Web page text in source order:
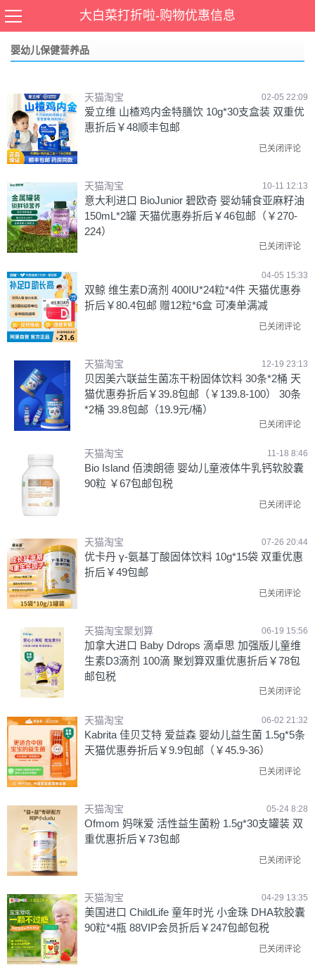
大白菜打折啦-购物优惠信息
当前位置： 保健养生,儿童保健营养品,婴幼儿保健营养品
婴幼儿保健营养品
天猫淘宝 02-05 22:09
爱立维 山楂鸡内金特膳饮 10g*30支盒装 双重优
惠折后￥48顺丰包邮
已关闭评论
天猫淘宝 10-11 12:13
意大利进口 BioJunior 碧欧奇 婴幼辅食亚麻籽油
150mL*2罐 天猫优惠券折后￥46包邮（￥270-
224）
已关闭评论
04-05 15:33
双鲸 维生素D滴剂 400IU*24粒*4件 天猫优惠券
折后￥80.4包邮 赠12粒*6盒 可凑单满减
已关闭评论
天猫淘宝 12-19 23:13
贝因美六联益生菌冻干粉固体饮料 30条*2桶 天
猫优惠券折后￥39.8包邮（￥139.8-100） 30条
*2桶 39.8包邮（19.9元/桶）
已关闭评论
天猫淘宝 11-18 8:46
Bio Island 佰澳朗德 婴幼儿童液体牛乳钙软胶囊
90粒 ￥67包邮包税
已关闭评论
天猫淘宝 07-26 20:44
优卡丹 γ-氨基丁酸固体饮料 10g*15袋 双重优惠
折后￥49包邮
已关闭评论
天猫淘宝聚划算 06-19 15:56
加拿大进口 Baby Ddrops 滴卓思 加强版儿童维
生素D3滴剂 100滴 聚划算双重优惠折后￥78包
邮包税
已关闭评论
天猫淘宝 06-02 21:32
Kabrita 佳贝艾特 爱益森 婴幼儿益生菌 1.5g*5条
天猫优惠券折后￥9.9包邮（￥45.9-36）
已关闭评论
天猫淘宝 05-24 8:28
Ofmom 妈咪爱 活性益生菌粉 1.5g*30支罐装 双
重优惠折后￥73包邮
已关闭评论
天猫淘宝 04-29 13:35
美国进口 ChildLife 童年时光 小金珠 DHA软胶囊
90粒*4瓶 88VIP会员折后￥247包邮包税
已关闭评论